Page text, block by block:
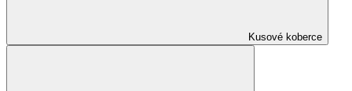
Kusové koberce